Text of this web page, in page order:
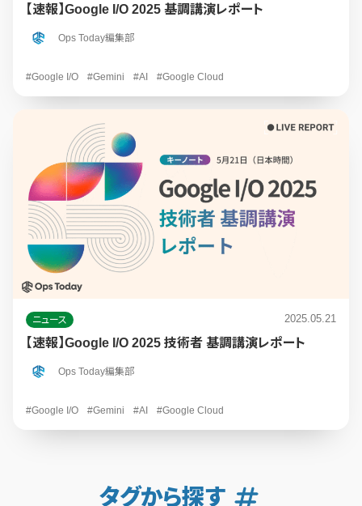
【速報】Google I/O 2025 基調講演レポート
Ops Today編集部
#Google I/O #Gemini #AI #Google Cloud
ニュース 2025.05.21
【速報】Google I/O 2025 技術者 基調講演レポート
Ops Today編集部
#Google I/O #Gemini #AI #Google Cloud
タグから探す